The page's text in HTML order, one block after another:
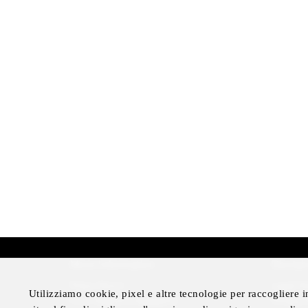
Four Seasons Magazine
Privacy
Utilizziamo cookie, pixel e altre tecnologie per